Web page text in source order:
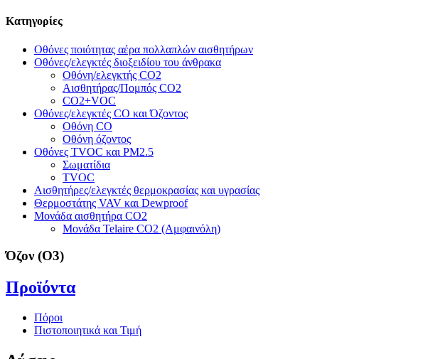
Κατηγορίες
Οθόνες ποιότητας αέρα πολλαπλών αισθητήρων
Οθόνες/ελεγκτές διοξειδίου του άνθρακα
Οθόνη/ελεγκτής CO2
Αισθητήρας/Πομπός CO2
CO2+VOC
Οθόνες/ελεγκτές CO και Όζοντος
Οθόνη CO
Οθόνη όζοντος
Οθόνες TVOC και PM2.5
Σωματίδια
TVOC
Αισθητήρες/ελεγκτές θερμοκρασίας και υγρασίας
Θερμοστάτης VAV και Dewproof
Μονάδα αισθητήρα CO2
Μονάδα Telaire CO2 (Αμφαινόλη)
Όζον (O3)
Προϊόντα
Πόροι
Πιστοποιητικά και Τιμή